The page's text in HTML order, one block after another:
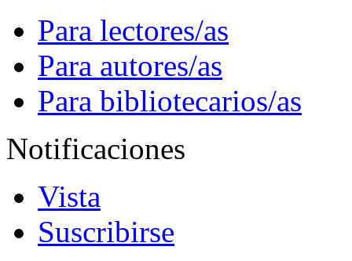
Para lectores/as
Para autores/as
Para bibliotecarios/as
Notificaciones
Vista
Suscribirse